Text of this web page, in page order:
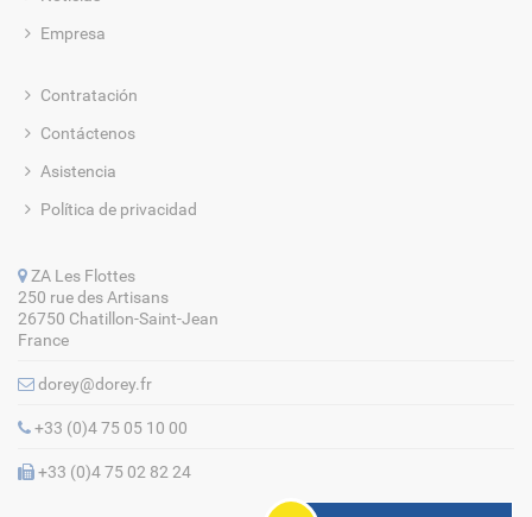
Empresa
Contratación
Contáctenos
Asistencia
Política de privacidad
ZA Les Flottes
250 rue des Artisans
26750 Chatillon-Saint-Jean
France
dorey@dorey.fr
+33 (0)4 75 05 10 00
+33 (0)4 75 02 82 24